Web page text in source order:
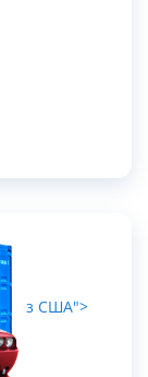
з США">